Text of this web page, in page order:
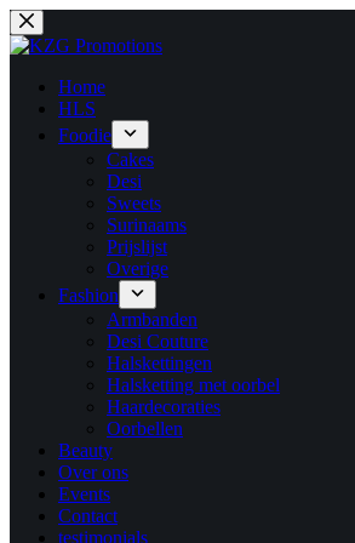
Ga
naar
inhoudHome
HLS
Foodie
Cakes
Desi
Sweets
Surinaams
Prijslijst
Overige
Fashion
Armbanden
Desi Couture
Halskettingen
Halsketting met oorbel
Haardecoraties
Oorbellen
Beauty
Over ons
Events
Contact
testimonials